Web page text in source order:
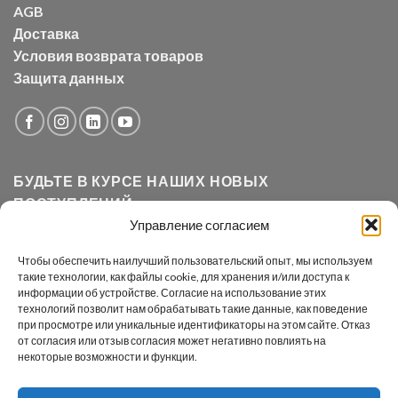
Управление согласием
Чтобы обеспечить наилучший пользовательский опыт, мы используем
такие технологии, как файлы cookie, для хранения и/или доступа к
информации об устройстве. Согласие на использование этих
технологий позволит нам обрабатывать такие данные, как поведение
при просмотре или уникальные идентификаторы на этом сайте. Отказ
от согласия или отзыв согласия может негативно повлиять на
некоторые возможности и функции.
AGB
Доставка
Условия возврата товаров
Защита данных
БУДЬТЕ В КУРСЕ НАШИХ НОВЫХ
ПОСТУПЛЕНИЙ
расширением своего ассортимента.
Ich akzeptiere die AGB und die